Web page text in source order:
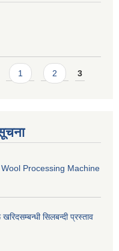
1 2 3
Processing Machine
सिलबन्दी प्रस्ताव